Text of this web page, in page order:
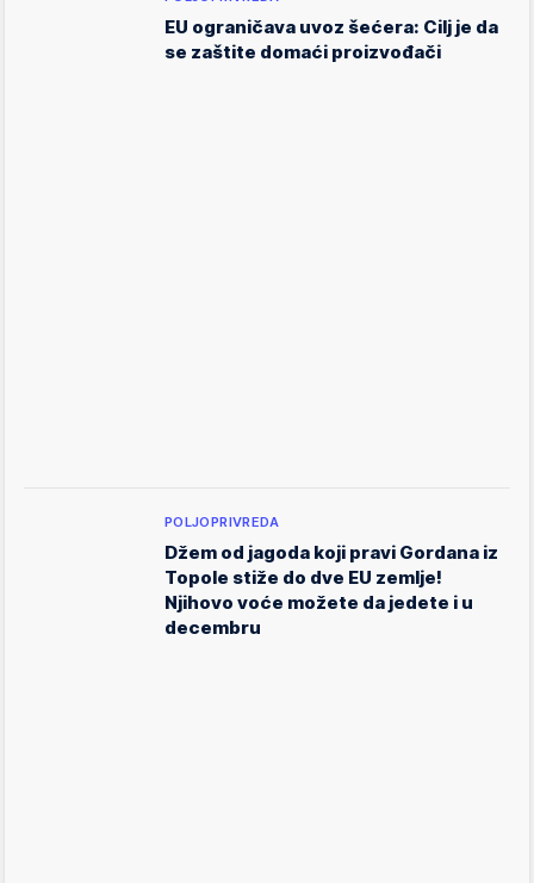
EU ograničava uvoz šećera: Cilj je da
se zaštite domaći proizvođači
POLJOPRIVREDA
Džem od jagoda koji pravi Gordana iz
Topole stiže do dve EU zemlje!
Njihovo voće možete da jedete i u
decembru